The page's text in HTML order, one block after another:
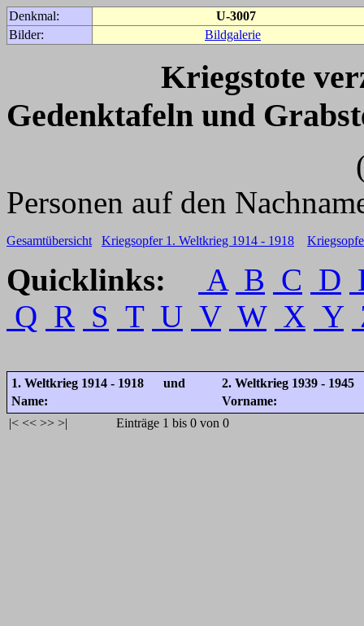
Denkmal:
U-3007
Bilder:
Bildgalerie
Kriegstote
Gedenktafeln und
(Für weitere
Personen auf den
Gesamtübersicht Kriegsopfer 1. Weltkrieg 1914 - 1918
Quicklinks: A B C D
Q R S T U V W X Y
1. Weltkrieg 1914 - 1918 und
2. Weltkrieg 1939 - 1945
Name:
Vorname:
|< << >> >| Einträge 1 bis 0 von 0